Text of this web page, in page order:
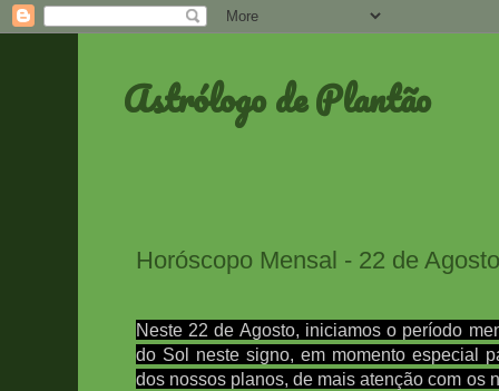
Astrólogo de Plantão
Horóscopo Mensal - 22 de
Neste 22 de Agosto, iniciamos o período
do Sol neste signo, em momento especial
dos nossos planos, de mais atenção com os